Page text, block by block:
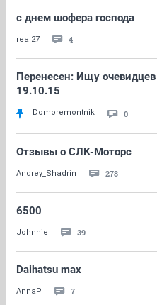
с днем шофера господа
real27 4
Перенесен: Ищу
19.10.15
Domoremontnik 0
Отзывы о СЛК-Моторс
Andrey_Shadrin 278
6500
Johnnie 39
Daihatsu max
AnnaP 7